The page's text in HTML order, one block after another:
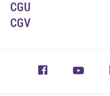
CGU
CGV